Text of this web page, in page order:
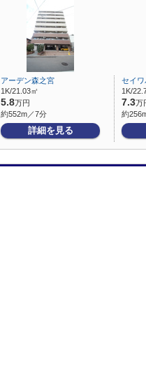
アーデン森之宮
1K/21.03㎡
5.8万円
約552m／7分
詳細を見る
セイ
1K/
7.3万
約